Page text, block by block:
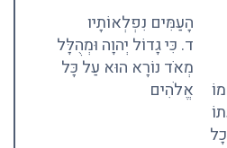
הָעַמִּים נִפְלְאוֹתָיו
ד. כִּי גָדוֹל יְהוָה וּמְהֻלָּל
מְאֹד נוֹרָא הוּא עַל כָּל
אֱלֹהִים